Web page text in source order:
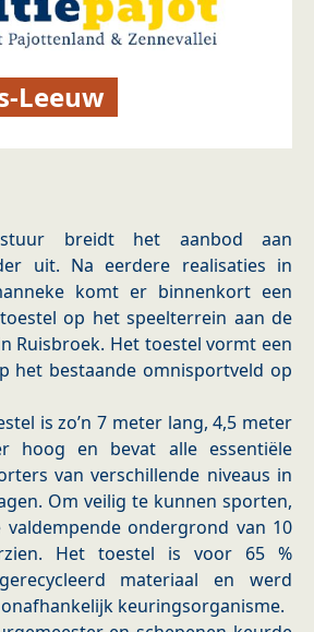
Leeuw
breidt het aanbod aan
uit. Na eerdere realisaties in
komt er binnenkort een
op het speelterrein aan de
Ruisbroek. Het toestel vormt een
het bestaande omnisportveld op
is zo’n 7 meter lang, 4,5 meter
hoog en bevat alle essentiële
van verschillende niveaus in
Om veilig te kunnen sporten,
ondergrond van 10
Het toestel is voor 65 %
materiaal en werd
keuringsorganisme.